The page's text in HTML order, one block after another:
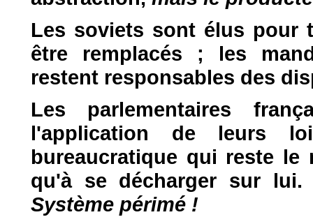
Les soviets sont élus pour
être remplacés ; les
restent responsables des
Les parlementaires
l'application de leurs
bureaucratique qui reste
qu'à se décharger sur
Système périmé !